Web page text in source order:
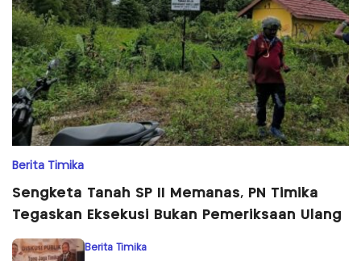
Berita Timika
Sengketa Tanah SP II Memanas, PN Timika
Tegaskan Eksekusi Bukan Pemeriksaan Ulang
Berita Timika